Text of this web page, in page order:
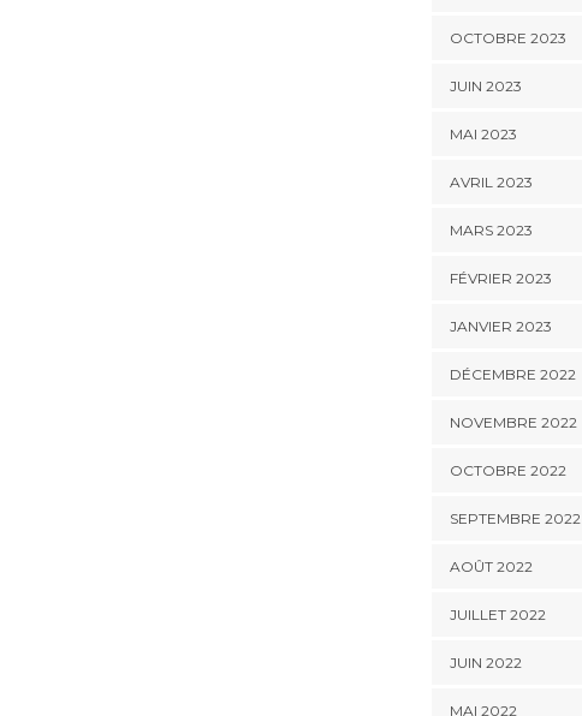
OCTOBRE 2023
JUIN 2023
MAI 2023
AVRIL 2023
MARS 2023
FÉVRIER 2023
JANVIER 2023
DÉCEMBRE 2022
NOVEMBRE 2022
OCTOBRE 2022
SEPTEMBRE 2022
AOÛT 2022
JUILLET 2022
JUIN 2022
MAI 2022